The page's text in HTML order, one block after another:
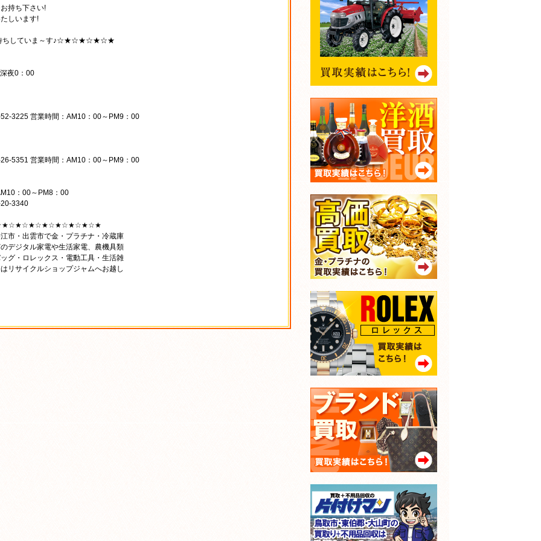
持ち下さい!
しいます!
ちしていま～す♪☆★☆★☆★☆★
夜0：00
3225 営業時間：AM10：00～PM9：00
5351 営業時間：AM10：00～PM9：00
：00～PM8：00
3340
市・出雲市で金・プラチナ・冷蔵庫
デジタル家電や生活家電、農機具類
グ・ロレックス・電動工具・生活雑
リサイクルショップジャムへお越し